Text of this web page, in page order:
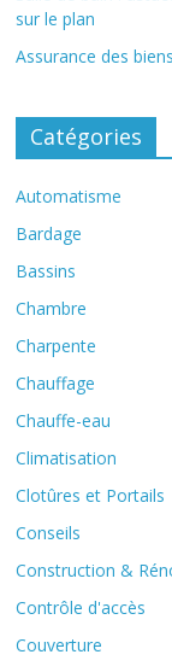
sur le plan
Assurance des
Catégories
Automatisme
Bardage
Bassins
Chambre
Charpente
Chauffage
Chauffe-eau
Climatisation
Clotûres et Portails
Conseils
Construction &
Contrôle d'accès
Couverture